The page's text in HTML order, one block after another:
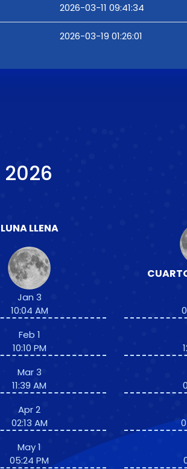
2026-03-11 09:41:34
2026-03-19 01:26:01
2026
LUNA LLENA
Jan 3
10:04 AM
Feb 1
10:10 PM
Mar 3
11:39 AM
Apr 2
02:13 AM
May 1
05:24 PM